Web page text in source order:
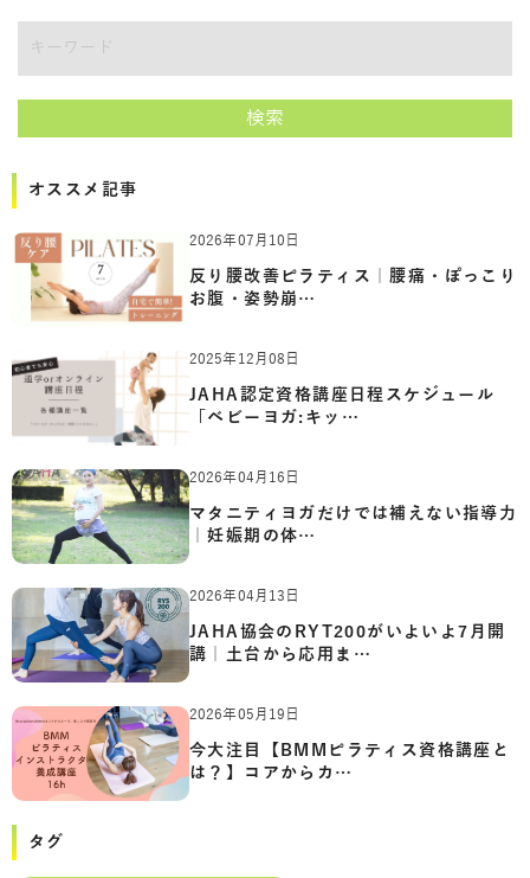
検索
オススメ記事
2026年07月10日
反り腰改善ピラティス｜腰痛・ぽっこり
お腹・姿勢崩…
2025年12月08日
JAHA認定資格講座日程スケジュール
「ベビーヨガ:キッ…
2026年04月16日
マタニティヨガだけでは補えない指導力
｜妊娠期の体…
2026年04月13日
JAHA協会のRYT200がいよいよ7月開
講｜土台から応用ま…
2026年05月19日
今大注目【BMMピラティス資格講座と
は？】コアからカ…
タグ